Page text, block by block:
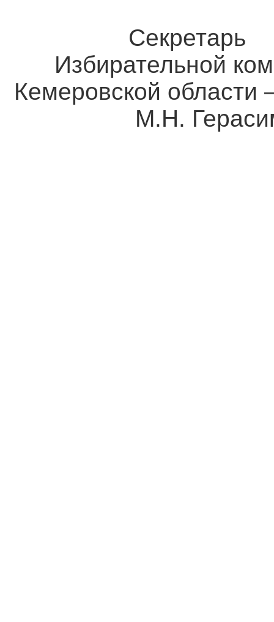
Секретарь
Избирательной
Кемеровской
М.Н.